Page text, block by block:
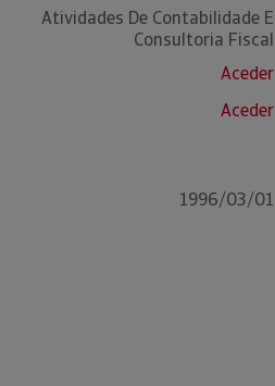
Atividades De Contabilidade E
Consultoria Fiscal
Aceder
Aceder
1996/03/01